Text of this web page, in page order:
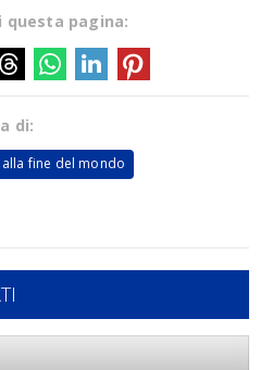
questa pagina:
di:
fine del mondo